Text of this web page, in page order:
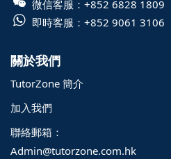
微信客服： +852 6828 1809
即時客服： +852 9061 3106
關於我們
TutorZone 簡介
加入我們
聯絡郵箱：
Admin@tutorzone.com.hk